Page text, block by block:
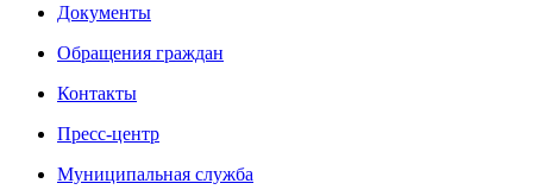
Документы
Обращения граждан
Контакты
Пресс-центр
Муниципальная служба